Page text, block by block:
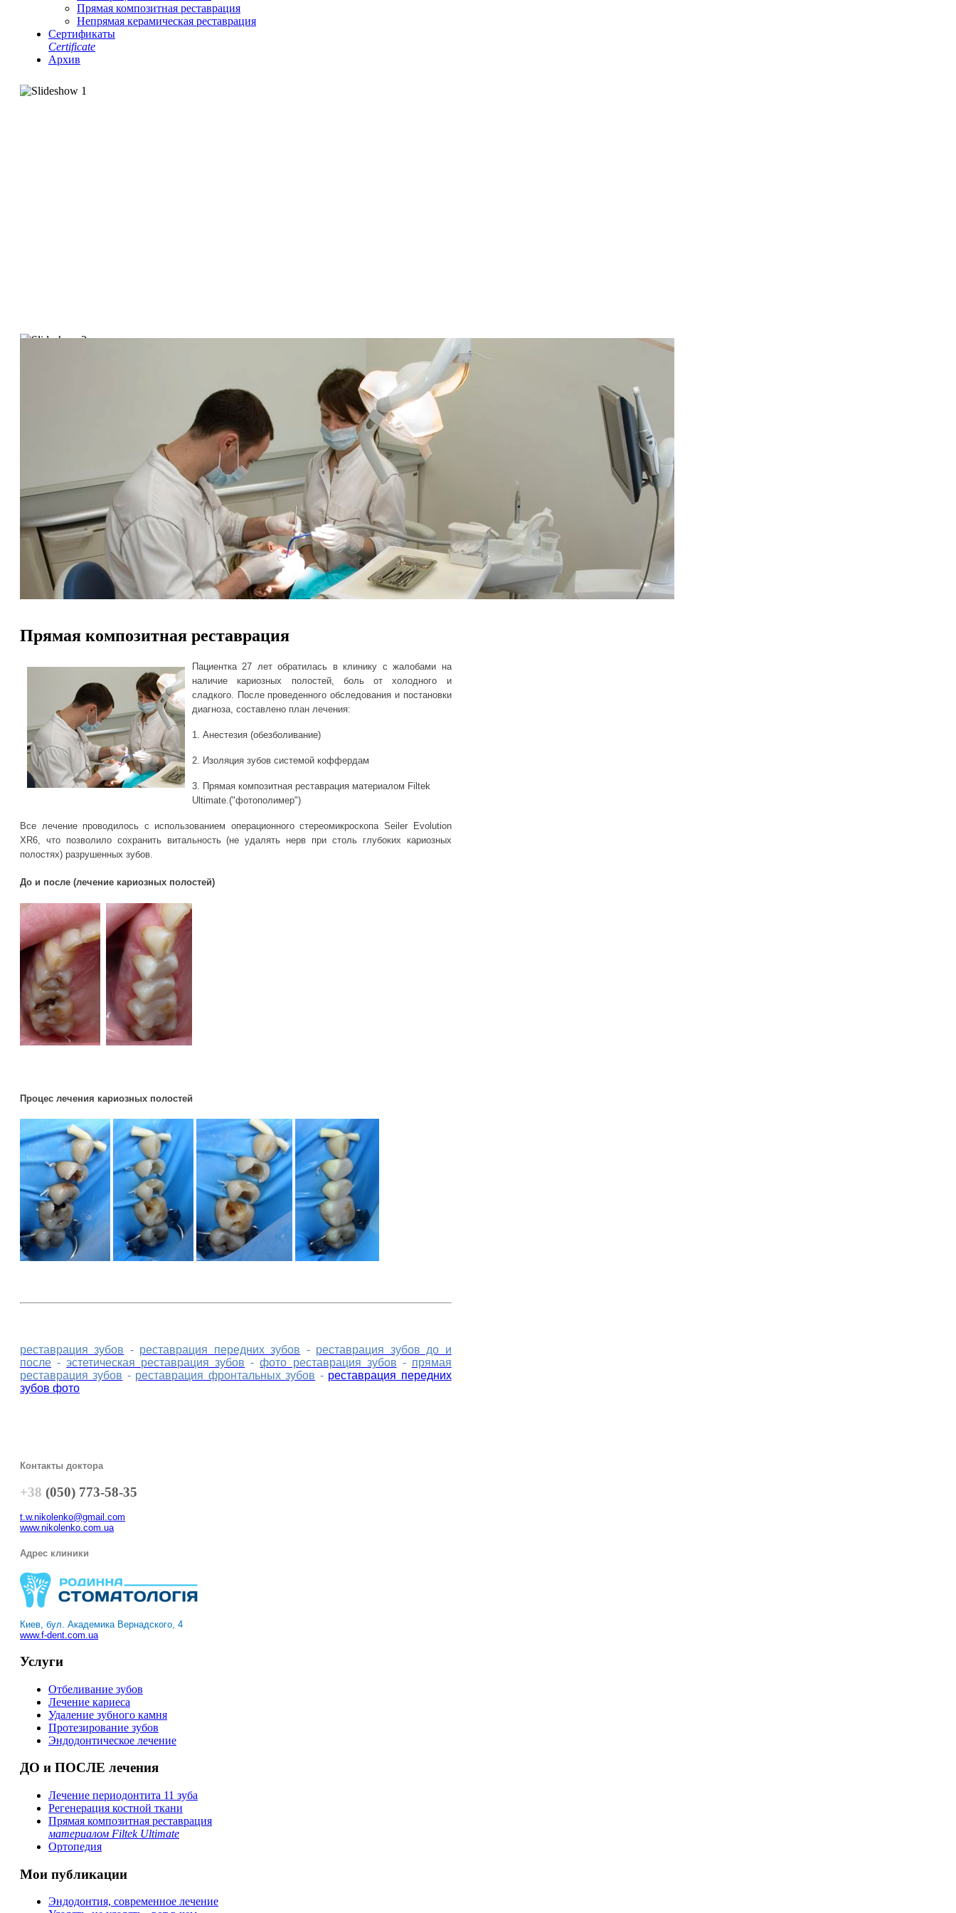
Прямая композитная реставрация
Непрямая керамическая реставрация
Сертификаты
Сertificate
Архив
Прямая композитная реставрация
Пациентка 27 лет обратилась в клинику с жалобами на
наличие кариозных полостей, боль от холодного и
сладкого. После проведенного обследования и постановки
диагноза, составлено план лечения:
1. Анестезия (обезболивание)
2. Изоляция зубов системой коффердам
3. Прямая композитная реставрация материалом Filtek
Ultimate.("фотополимер")
Все лечение проводилось с использованием операционного стереомикроскопа Seiler Evolution
XR6, что позволило сохранить витальность (не удалять нерв при столь глубоких кариозных
полостях) разрушенных зубов.
До и после (лечение кариозных полостей)
Процес лечения кариозных полостей
реставрация зубов - реставрация передних зубов - реставрация зубов до и
после - эстетическая реставрация зубов - фото реставрация зубов - прямая
реставрация зубов - реставрация фронтальных зубов - реставрация передних
зубов фото
Контакты доктора
+38 (050) 773-58-35
t.w.nikolenko@gmail.com
www.nikolenko.com.ua
Адрес клиники
Киев, бул. Академика Вернадского, 4
www.f-dent.com.ua
Услуги
Отбеливание зубов
Лечение кариеса
Удаление зубного камня
Протезирование зубов
Эндодонтическое лечение
ДО и ПОСЛЕ лечения
Лечение периодонтита 11 зуба
Регенерация костной ткани
Прямая композитная реставрация
материалом Filtek Ultimate
Ортопедия
Мои публикации
Эндодонтия, современное лечение